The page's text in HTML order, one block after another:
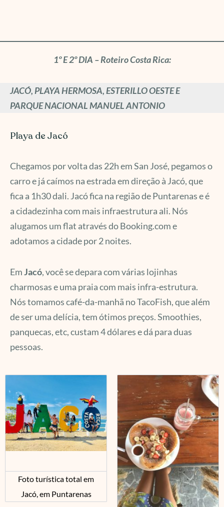
1º E 2º DIA – Roteiro Costa Rica:
JACÓ, PLAYA HERMOSA, ESTERILLO OESTE E
PARQUE NACIONAL MANUEL ANTONIO
Playa de Jacó
Chegamos por volta das 22h em San José, pegamos o
carro e já caímos na estrada em direção à Jacó, que
fica a 1h30 dali. Jacó fica na região de Puntarenas e é
a cidadezinha com mais infraestrutura ali. Nós
alugamos um flat através do Booking.com e
adotamos a cidade por 2 noites.
EmJacó, você se depara com várias lojinhas
charmosas e uma praia com mais infra-estrutura.
Nós tomamos café-da-manhã no TacoFish, que além
de ser uma delícia, tem ótimos preços. Smoothies,
panquecas, etc, custam 4 dólares e dá para duas
pessoas.
Foto turística total em
Jacó, em Puntarenas